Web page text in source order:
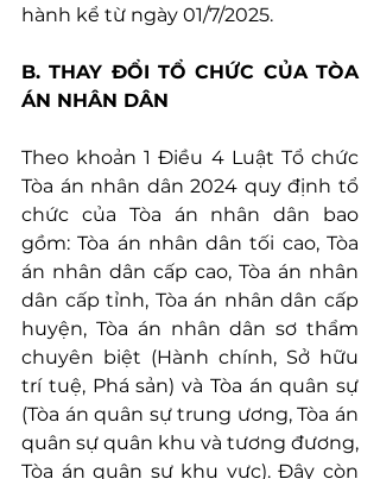
hành kể từ ngày 01/7/2025.
B. THAY ĐỔI TỔ CHỨC CỦA TÒA
ÁN NHÂN DÂN
Theo khoản 1 Điều 4 Luật Tổ chức
Tòa án nhân dân 2024 quy định tổ
chức của Tòa án nhân dân bao
gồm: Tòa án nhân dân tối cao, Tòa
án nhân dân cấp cao, Tòa án nhân
dân cấp tỉnh, Tòa án nhân dân cấp
huyện, Tòa án nhân dân sơ thẩm
chuyên biệt (Hành chính, Sở hữu
trí tuệ, Phá sản) và Tòa án quân sự
(Tòa án quân sự trung ương, Tòa án
quân sự quân khu và tương đương,
Tòa án quân sự khu vực). Đây còn